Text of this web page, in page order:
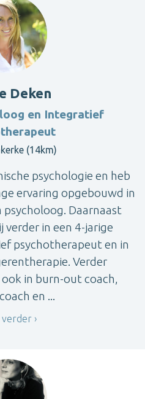
Deken
en Integratief
(14km)
psychologie en heb
ervaring opgebouwd in
psycholoog. Daarnaast
verder in een 4-jarige
psychotherapeut en in
Verder
in burn-out coach,
en ...
verder